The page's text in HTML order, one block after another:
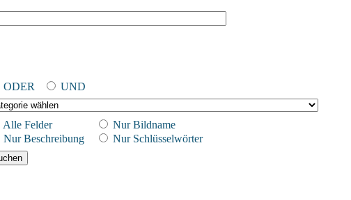
ODER
UND
Alle Felder
Nur Bildname
Nur Beschreibung
Nur Schlüsselwörter